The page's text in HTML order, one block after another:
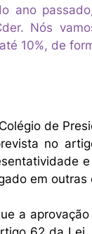
ano
Nós
10%, de
de
no
em outras
a